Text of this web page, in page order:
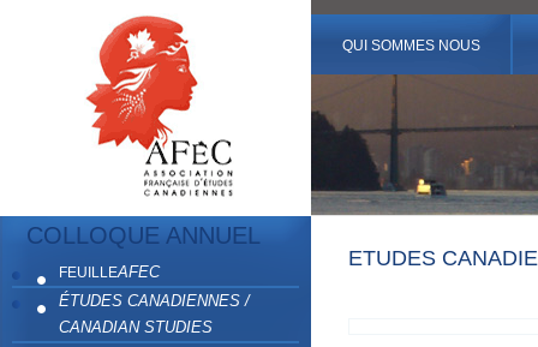
QUI SOMMES NOUS
COLLOQUE ANNUEL
FEUILLEAFEC
ÉTUDES CANADIENNES /
CANADIAN STUDIES
ETUDES